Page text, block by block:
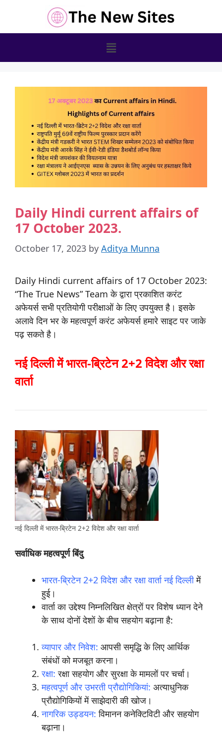
Daily Hindi current affairs of
17 October 2023.
October 17, 2023 by Aditya Munna
Daily Hindi current affairs of 17 October 2023:
“The True News” Team के द्वारा प्रकाशित करंट
अफेयर्स सभी प्रतियोगी परीक्षाओं के लिए उपयुक्त है। इसके
अलावे दिन भर के महत्वपूर्ण करंट अफेयर्स हमारे साइट पर जाके
पढ़ सकते है।
नई दिल्ली में भारत-ब्रिटेन 2+2 विदेश और रक्षा
वार्ता
नई दिल्ली में भारत-ब्रिटेन 2+2 विदेश और रक्षा वार्ता
सर्वाधिक महत्वपूर्ण बिंदु
भारत-ब्रिटेन 2+2 विदेश और रक्षा वार्ता नई दिल्लीमें
हुई।
वार्ता का उद्देश्य निम्नलिखित क्षेत्रों पर विशेष ध्यान देने
के साथ दोनों देशों के बीच सहयोग बढ़ाना है:
व्यापार और निवेश: आपसी समृद्धि के लिए आर्थिक
संबंधों को मजबूत करना।
रक्षा: रक्षा सहयोग और सुरक्षा के मामलों पर चर्चा।
महत्वपूर्ण और उभरती प्रौद्योगिकियां: अत्याधुनिक
प्रौद्योगिकियों में साझेदारी की खोज।
नागरिक उड्डयन: विमानन कनेक्टिविटी और सहयोग
बढ़ाना।